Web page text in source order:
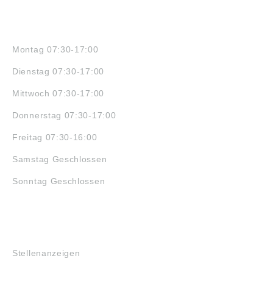
Montag 07:30-17:00
Dienstag 07:30-17:00
Mittwoch 07:30-17:00
Donnerstag 07:30-17:00
Freitag 07:30-16:00
Samstag Geschlossen
Sonntag Geschlossen
Stellenanzeigen